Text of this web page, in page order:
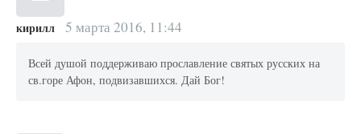
кирилл 5 марта 2016, 11:44
Всей душой поддерживаю прославление святых русских на
св.горе Афон, подвизавшихся. Дай Бог!